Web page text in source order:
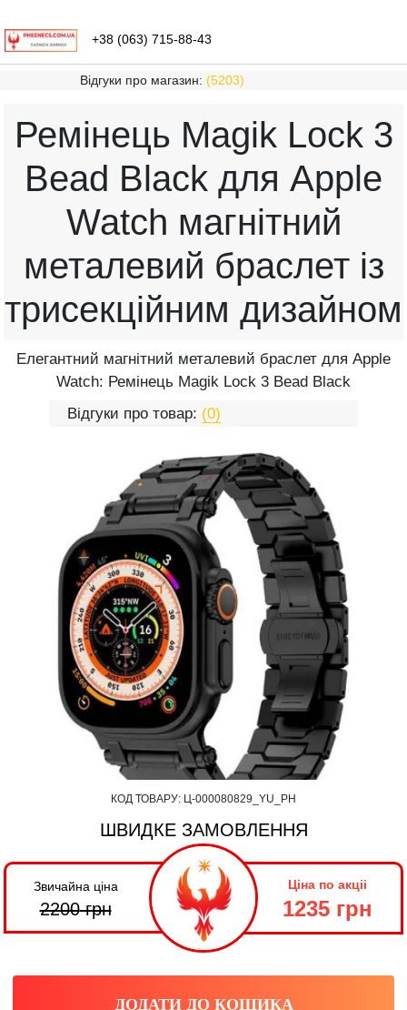
+38 (063) 715-88-43
Відгуки про магазин: (5203)
Ремінець Magik Lock 3
Bead Black для Apple
Watch магнітний
металевий браслет із
трисекційним дизайном
Елегантний магнітний металевий браслет для Apple
Watch: Ремінець Magik Lock 3 Bead Black
Відгуки про товар: (0)
КОД ТОВАРУ: Ц-000080829_YU_PH
ШВИДКЕ ЗАМОВЛЕННЯ
Звичайна ціна
2200грн
Ціна по акціі
1235 грн
ДОДАТИ ДО КОШИКА